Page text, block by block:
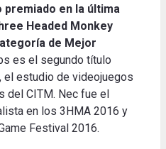
en la última
Headed Monkey
de Mejor
es el segundo título
el estudio de videojuegos
del CITM. Nec fue el
en los 3HMA 2016 y
Festival 2016.